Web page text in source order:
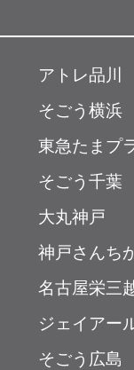
アトレ品川
そごう横浜
東急たまプ
そごう千葉
大丸神戸
神戸さんち
名古屋栄三
ジェイアー
そごう広島